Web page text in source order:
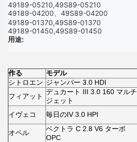
49189-05210,49S89-05210
49189-04200、49S89-04200
49189-01370,49S89-01370
49189-01450,49S89-01450
用途:
作る モデル
シトロエン ジャンパー 3.0 HDI
フィアット
デュカート III 3.0 160 マルチ
ジェット
イヴェコ 毎日のIV 3.0 HPI
オペル
ベクトラ C 2.8 V6 ターボ
OPC